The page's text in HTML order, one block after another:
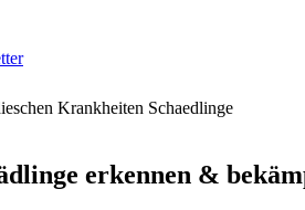
Krankheiten Schaedlinge
erkennen &